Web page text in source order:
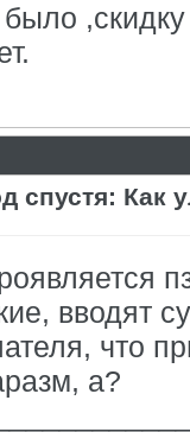
,скидку
спустя: Как
вводят
что
а?